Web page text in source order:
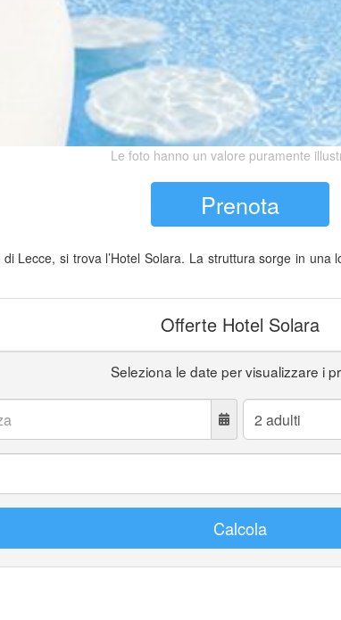
Le foto hanno un valore puramente
Prenota
Lecce, si trova l’Hotel Solara. La struttura sorge in
Offerte Hotel Solara
Seleziona le date per visualizzare i
Adulti:
Calcola